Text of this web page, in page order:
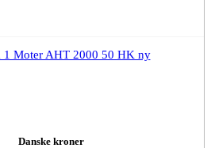
1 Moter AHT 2000 50 HK ny
Danske kroner